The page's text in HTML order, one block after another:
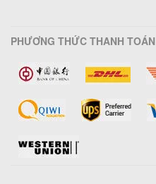
PHƯƠNG THỨC THANH TOÁN